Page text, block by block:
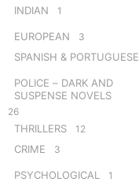
INDIAN 1
EUROPEAN 3
SPANISH & PORTUGUESE
POLICE – DARK AND
SUSPENSE NOVELS
26
THRILLERS 12
CRIME 3
PSYCHOLOGICAL 1